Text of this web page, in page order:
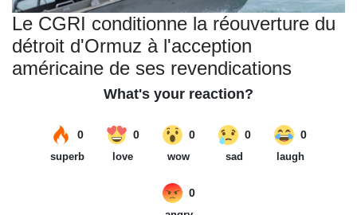
Le CGRI conditionne la réouverture du
détroit d'Ormuz à l'acception
américaine de ses revendications